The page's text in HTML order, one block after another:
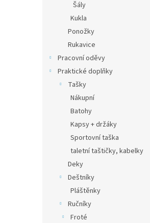
Šály
Kukla
Ponožky
Rukavice
Pracovní oděvy
Praktické doplňky
Tašky
Nákupní
Batohy
Kapsy + držáky
Sportovní taška
taletní taštičky, kabelky
Deky
Deštníky
Pláštěnky
Ručníky
Froté